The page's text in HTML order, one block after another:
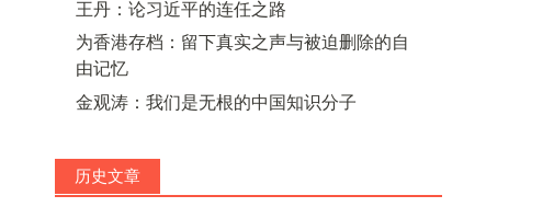
王丹：论习近平的连任之路
为香港存档：留下真实之声与被迫删除的自
由记忆
金观涛：我们是无根的中国知识分子
历史文章